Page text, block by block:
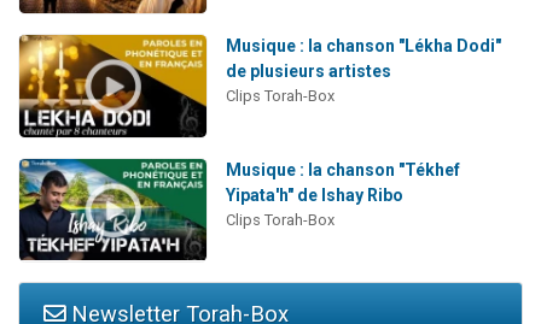
Musique : la chanson "Lékha Dodi"
de plusieurs artistes
Clips Torah-Box
Musique : la chanson "Tékhef
Yipata'h" de Ishay Ribo
Clips Torah-Box
Newsletter Torah-Box